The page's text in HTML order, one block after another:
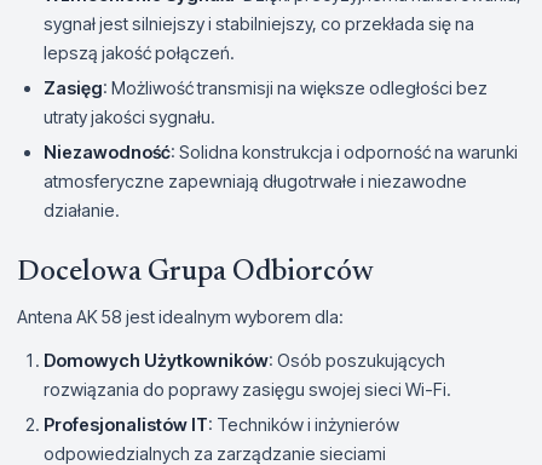
sygnał jest silniejszy i stabilniejszy, co przekłada się na
lepszą jakość połączeń.
Zasięg: Możliwość transmisji na większe odległości bez
utraty jakości sygnału.
Niezawodność: Solidna konstrukcja i odporność na warunki
atmosferyczne zapewniają długotrwałe i niezawodne
działanie.
Docelowa Grupa Odbiorców
Antena AK 58 jest idealnym wyborem dla:
Domowych Użytkowników: Osób poszukujących
rozwiązania do poprawy zasięgu swojej sieci Wi-Fi.
Profesjonalistów IT: Techników i inżynierów
odpowiedzialnych za zarządzanie sieciami